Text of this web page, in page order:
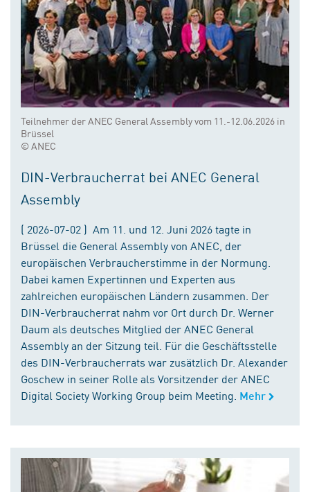
Teilnehmer der ANEC General Assembly vom 11.-12.06.2026 in
Brüssel
© ANEC
DIN-Verbraucherrat bei ANEC General
Assembly
( 2026-07-02 ) Am 11. und 12. Juni 2026 tagte in
Brüssel die General Assembly von ANEC, der
europäischen Verbraucherstimme in der Normung.
Dabei kamen Expertinnen und Experten aus
zahlreichen europäischen Ländern zusammen. Der
DIN-Verbraucherrat nahm vor Ort durch Dr. Werner
Daum als deutsches Mitglied der ANEC General
Assembly an der Sitzung teil. Für die Geschäftsstelle
des DIN-Verbraucherrats war zusätzlich Dr. Alexander
Goschew in seiner Rolle als Vorsitzender der ANEC
Digital Society Working Group beim Meeting. Mehr